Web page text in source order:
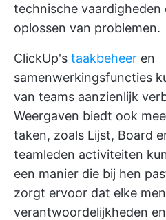
technische vaardigheden
oplossen van problemen.
ClickUp's taakbeheer en
samenwerkingsfuncties
van teams aanzienlijk
Weergaven biedt ook
taken, zoals Lijst, Board
teamleden activiteiten
een manier die bij hen
zorgt ervoor dat elke
verantwoordelijkheden